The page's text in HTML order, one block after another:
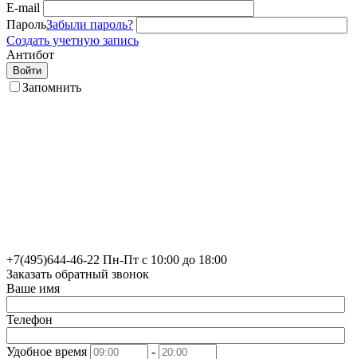
E-mail
ПарольЗабыли пароль?
Создать учетную запись
Антибот
Войти
Запомнить
+7(495)644-46-22 Пн-Пт с 10:00 до 18:00
Заказать обратный звонок
Ваше имя
Телефон
Удобное время
-